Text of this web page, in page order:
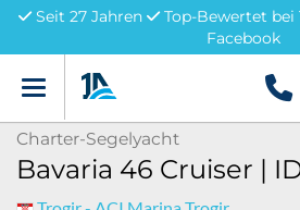
Seit 27 Jahren
Top-Bewertet bei
Facebook
Menü
Charter-Segelyacht
Bavaria 46 Cruiser |